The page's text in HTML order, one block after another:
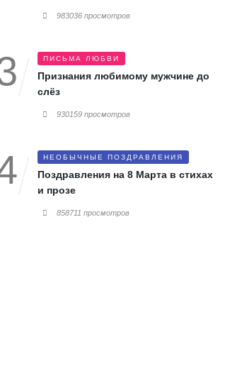
983036 просмотров
ПИСЬМА ЛЮБВИ
Признания любимому мужчине до
слёз
930159 просмотров
НЕОБЫЧНЫЕ ПОЗДРАВЛЕНИЯ
Поздравления на 8 Марта в стихах
и прозе
858711 просмотров